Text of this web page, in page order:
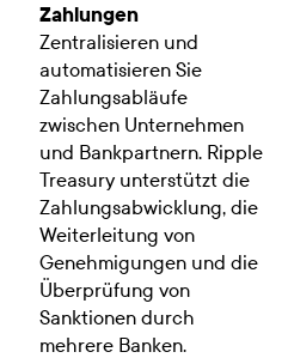
Zahlungen
Zentralisieren und
automatisieren Sie
Zahlungsabläufe
zwischen Unternehmen
und Bankpartnern. Ripple
Treasury unterstützt die
Zahlungsabwicklung, die
Weiterleitung von
Genehmigungen und die
Überprüfung von
Sanktionen durch
mehrere Banken.